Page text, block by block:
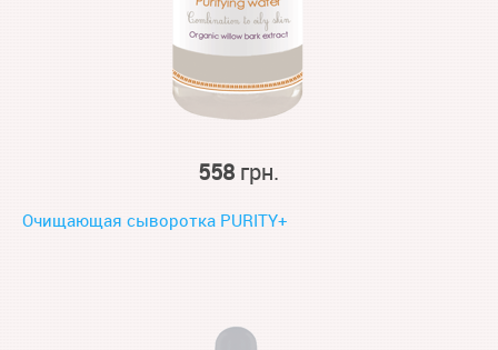
558грн.
Очищающая сыворотка PURITY+